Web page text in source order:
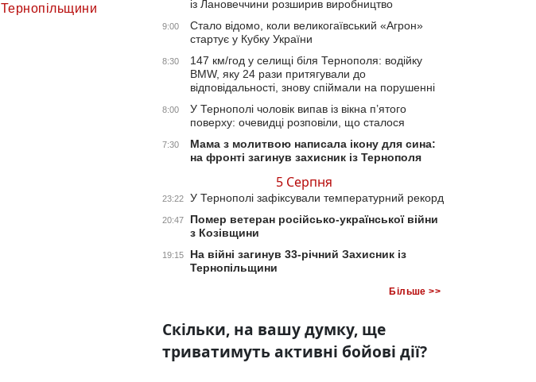
Тернопільщини
із Лановеччини розширив виробництво
9:00
Стало відомо, коли великогаївський «Агрон»
стартує у Кубку України
8:30
147 км/год у селищі біля Тернополя: водійку
BMW, яку 24 рази притягували до
відповідальності, знову спіймали на порушенні
8:00
У Тернополі чоловік випав із вікна п’ятого
поверху: очевидці розповіли, що сталося
7:30
Мама з молитвою написала ікону для сина:
на фронті загинув захисник із Тернополя
5 Серпня
23:22 У Тернополі зафіксували температурний рекорд
20:47
Помер ветеран російсько-української війни
з Козівщини
19:15
На війні загинув 33-річний Захисник із
Тернопільщини
Більше >>
Скільки, на вашу думку, ще
триватимуть активні бойові дії?